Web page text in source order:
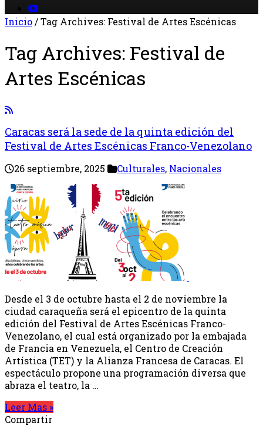
Inicio/Tag Archives: Festival de Artes Escénicas
Tag Archives: Festival de
Artes Escénicas
Caracas será la sede de la quinta edición del
Festival de Artes Escénicas Franco-Venezolano
26 septiembre, 2025 Culturales, Nacionales
Desde el 3 de octubre hasta el 2 de noviembre la
ciudad caraqueña será el epicentro de la quinta
edición del Festival de Artes Escénicas Franco-
Venezolano, el cual está organizado por la embajada
de Francia en Venezuela, el Centro de Creación
Artística (TET) y la Alianza Francesa de Caracas. El
espectáculo propone una programación diversa que
abraza el teatro, la …
Leer Mas »
Compartir